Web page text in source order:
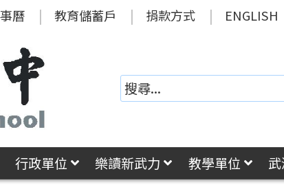
曆 教育儲蓄戶 捐款方式 ENGLISH
行政單位 樂讀新武力 教學單位